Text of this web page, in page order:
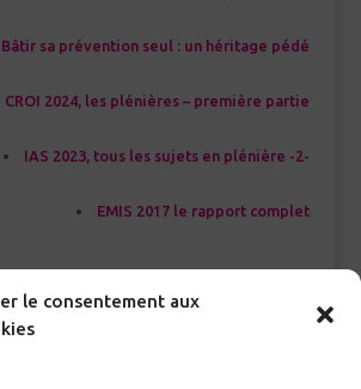
le consentement aux
Bâtir sa prévention seul : un héritage pédé
CROI 2024, les plénières – première partie
IAS 2023, tous les sujets en plénière -2-
EMIS 2017 le rapport complet